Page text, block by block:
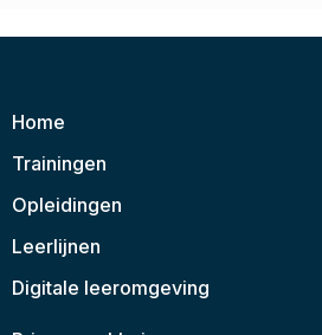
Home
Trainingen
Opleidingen
Leerlijnen
Digitale leeromgeving